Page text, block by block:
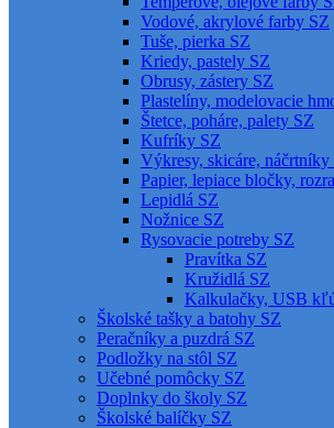
Vodové, akrylové farby SZ
Tuše, pierka SZ
Kriedy, pastely SZ
Obrusy, zástery SZ
Plastelíny, modelovacie
Štetce, poháre, palety SZ
Kufríky SZ
Výkresy, skicáre, náčrtníky
Papier, lepiace bločky,
Lepidlá SZ
Nožnice SZ
Rysovacie potreby SZ
Pravítka SZ
Kružidlá SZ
Kalkulačky, USB
Školské tašky a batohy SZ
Peračníky a puzdrá SZ
Podložky na stôl SZ
Učebné pomôcky SZ
Doplnky do školy SZ
Školské balíčky SZ